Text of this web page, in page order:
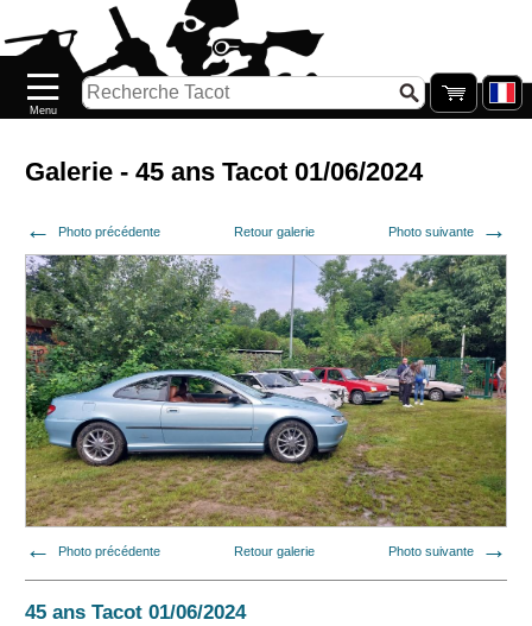
Galerie - 45 ans Tacot 01/06/2024
Photo précédente Retour galerie Photo suivante
Photo précédente Retour galerie Photo suivante
45 ans Tacot 01/06/2024
Nouveautés
Catalogue/Stock
PETITS
PRIX
Réassort
Seconde
main
Galerie